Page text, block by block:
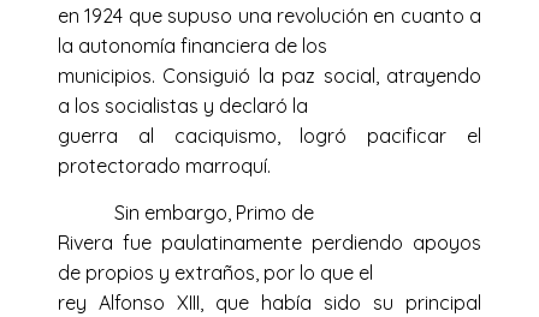
en 1924 que supuso una revolución en cuanto a
la autonomía financiera de los
municipios. Consiguió la paz social, atrayendo
a los socialistas y declaró la
guerra al caciquismo, logró pacificar el
protectorado marroquí.
Sin embargo, Primo de
Rivera fue paulatinamente perdiendo apoyos
de propios y extraños, por lo que el
rey Alfonso XIII, que había sido su principal